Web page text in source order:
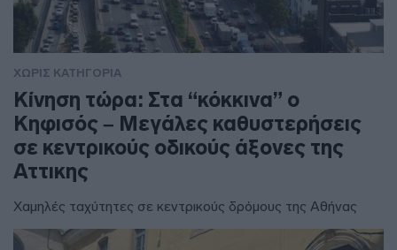
ΧΩΡΊΣ ΚΑΤΗΓΟΡΊΑ
Κίνηση τώρα: Στα “κόκκινα” ο
Κηφισός – Μεγάλες καθυστερήσεις
σε κεντρικούς οδικούς άξονες της
Αττικης
Χαμηλές ταχύτητες σε κεντρικούς δρόμους της Αθήνας